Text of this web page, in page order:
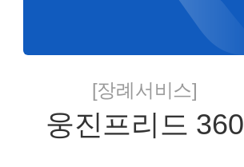
[장례서비스]
웅진프리드 360